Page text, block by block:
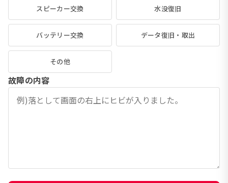
スピーカー交換 水没復旧
バッテリー交換 データ復旧・取出
その他
故障の内容